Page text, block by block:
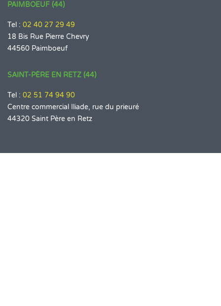
PAIMBOEUF (44)
Tel : 02 40 27 29 49
18 Bis Rue Pierre Chevry
44560 Paimboeuf
SAINT-PÈRE EN RETZ (44)
Tel : 02 51 74 94 90
Centre commercial Iliade, rue du prieuré
44320 Saint Père en Retz